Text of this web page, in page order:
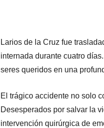
Larios de la Cruz fue
internada durante cuatro
seres queridos en una
El trágico accidente no solo
Desesperados por salvar la
intervención quirúrgica de